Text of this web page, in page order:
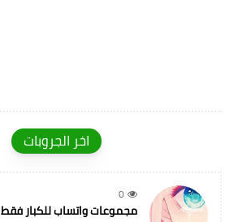
اخر الجروبات
0
مجموعات واتساب للكبار فقط